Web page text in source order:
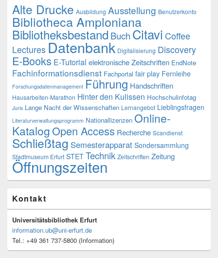
Alte Drucke Ausbildung Ausstellung Benutzerkonto
Bibliotheca Amploniana
Bibliotheksbestand Buch Citavi Coffee
Lectures Datenbank Digitalisierung Discovery
E-Books E-Tutorial elektronische Zeitschriften EndNote
Fachinformationsdienst Fachportal fair play Fernleihe
Forschungsdatenmanagement Führung Handschriften
Hausarbeiten-Marathon Hinter den Kulissen Hochschulinfotag
Juris Lange Nacht der Wissenschaften Lernangebot Lieblingsfragen
Literaturverwaltungsprogramm Nationallizenzen Online-
KatalogOpen Access Recherche Scandienst
Schließtag Semesterapparat Sondersammlung
Stadtmuseum Erfurt STET Technik Zeitschriften Zeitung
Öffnungszeiten
Kontakt
Universitätsbibliothek Erfurt
information.ub@uni-erfurt.de
Tel.: +49 361 737-5800 (Information)